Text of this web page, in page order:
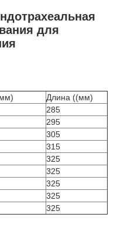
для
Длина ((мм)
285
295
305
315
325
325
325
325
325